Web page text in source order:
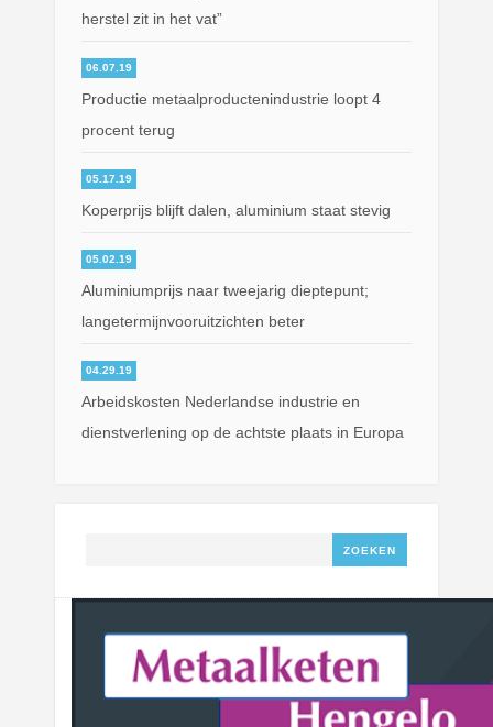
herstel zit in het vat”
06.07.19
Productie metaalproductenindustrie loopt 4
procent terug
05.17.19
Koperprijs blijft dalen, aluminium staat stevig
05.02.19
Aluminiumprijs naar tweejarig dieptepunt;
langetermijnvooruitzichten beter
04.29.19
Arbeidskosten Nederlandse industrie en
dienstverlening op de achtste plaats in Europa